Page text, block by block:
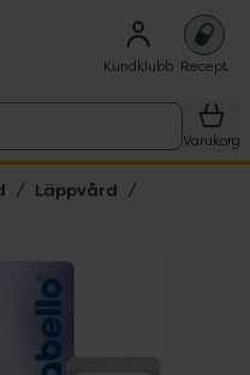
Kundklubb Recept
Varukorg
Läppvård